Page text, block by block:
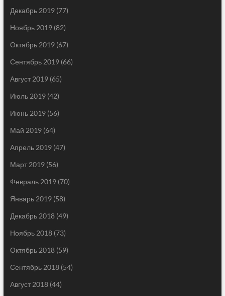
Декабрь 2019(77)
Ноябрь 2019(82)
Октябрь 2019(67)
Сентябрь 2019(66)
Август 2019(65)
Июль 2019(42)
Июнь 2019(56)
Май 2019(64)
Апрель 2019(47)
Март 2019(56)
Февраль 2019(70)
Январь 2019(58)
Декабрь 2018(49)
Ноябрь 2018(73)
Октябрь 2018(59)
Сентябрь 2018(54)
Август 2018(44)